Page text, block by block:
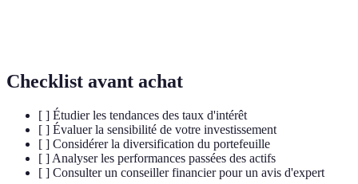
Checklist avant achat
[ ] Étudier les tendances des taux d'intérêt
[ ] Évaluer la sensibilité de votre investissement
[ ] Considérer la diversification du portefeuille
[ ] Analyser les performances passées des actifs
[ ] Consulter un conseiller financier pour un avis d'expert